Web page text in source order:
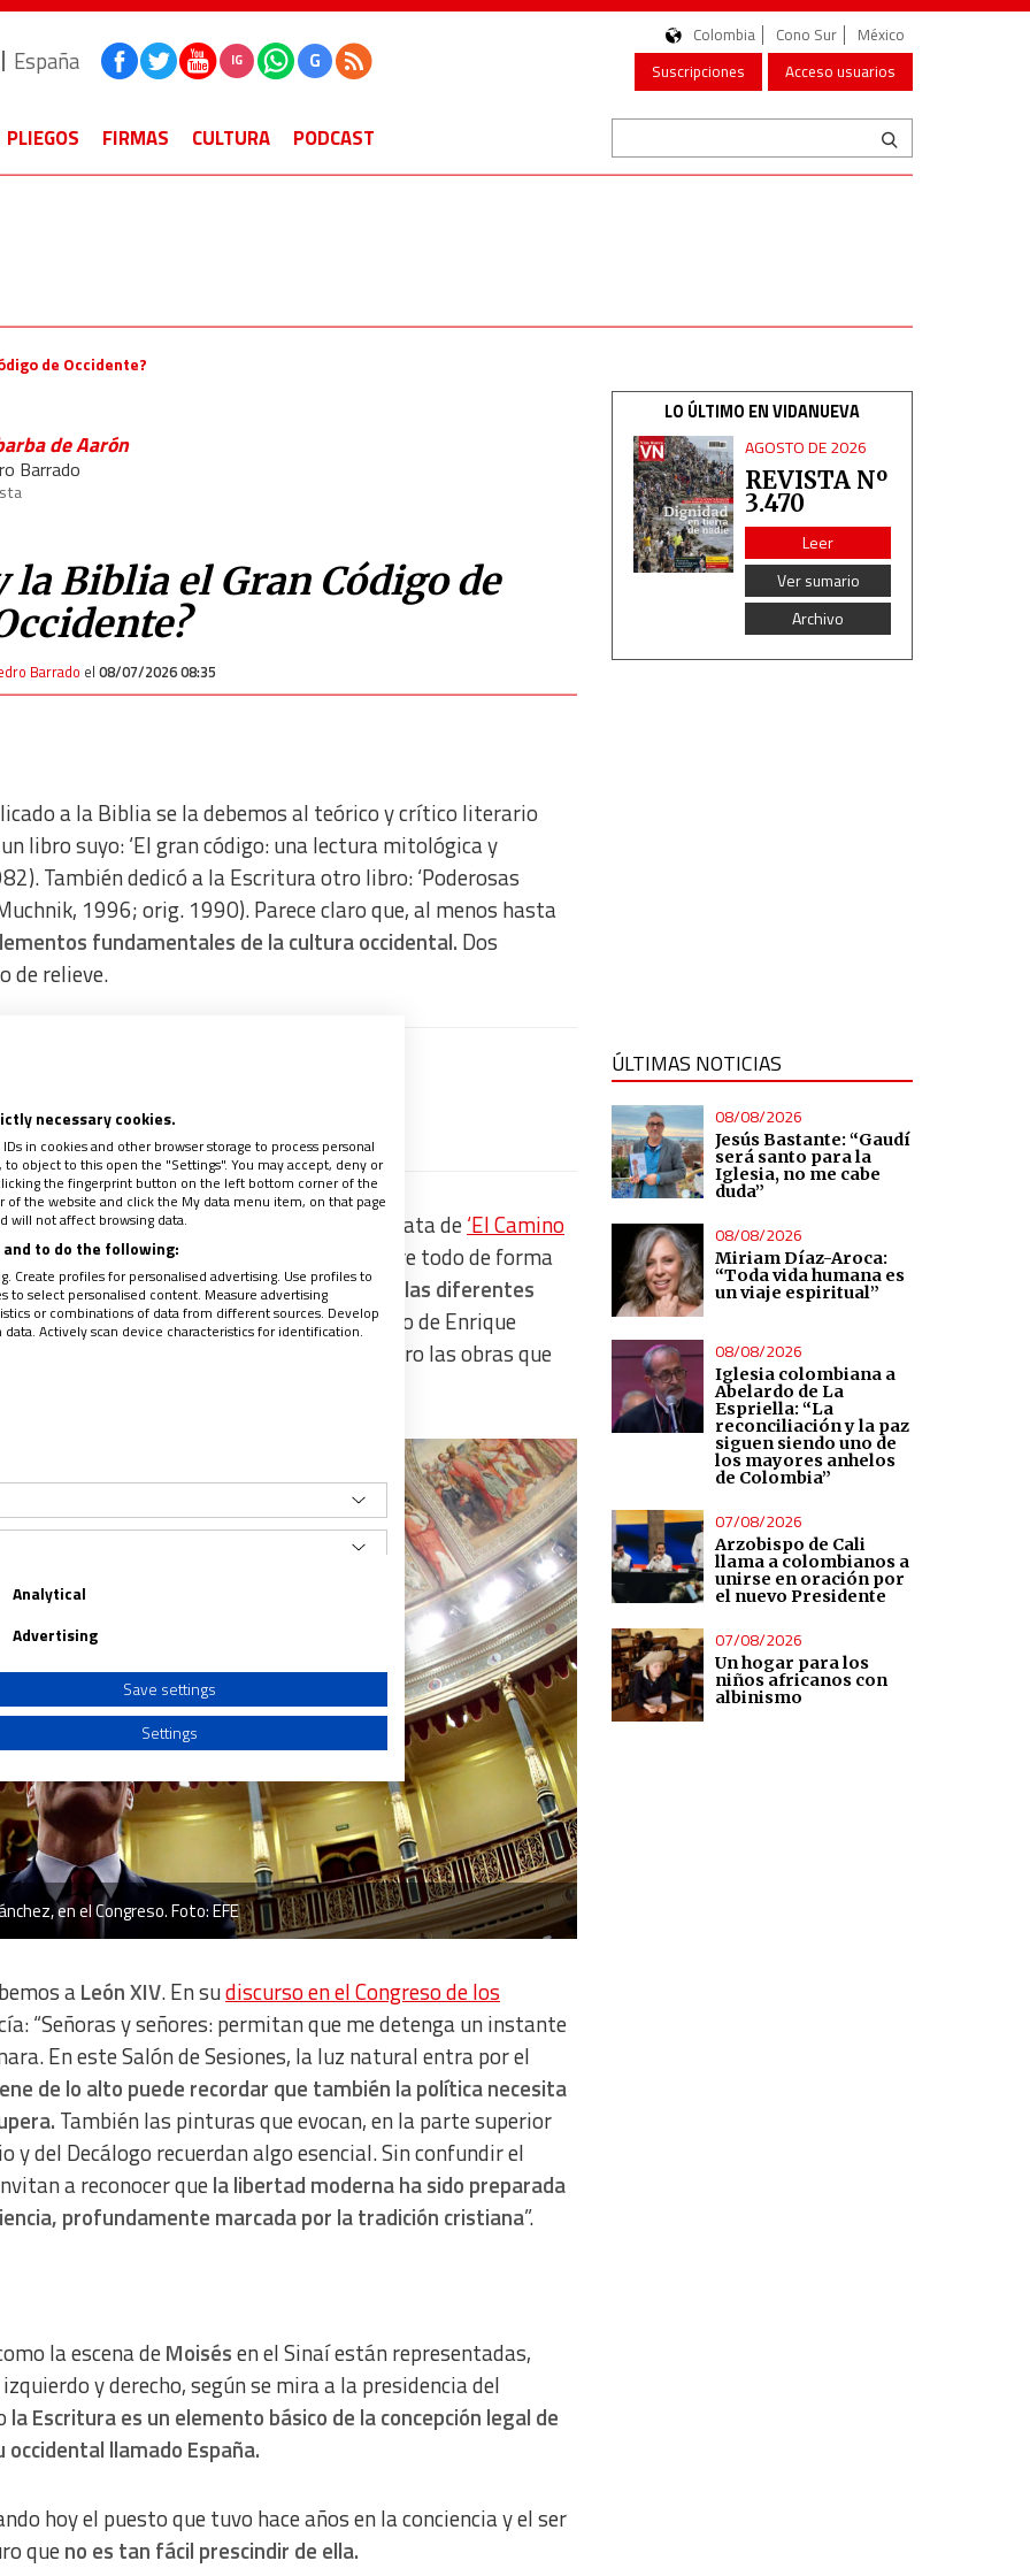
España IG G
Colombia Cono Sur
México
Suscripciones
Acceso usuarios
PLIEGOS FIRMAS CULTURA PODCAST
de Occidente?
de Aarón
Barrado
la Biblia el Gran Código de
Barrado el 08/07/2026 08:35
a la Biblia se la debemos al teórico y crítico literario
libro suyo: ‘El gran código: una lectura mitológica y
También dedicó a la Escritura otro libro: ‘Poderosas
1996; orig. 1990). Parece claro que, al menos hasta
fundamentales de la cultura occidental. Dos
de relieve.
un avance de los contenidos
escrito por mi amigo . Se trata de‘El Camino
voluminoso libro que va repasando ‒sobre todo de forma
Camino de Santiago.Un simple vistazo a las diferentes
de la Biblia.Es verdad que este libro de Enrique
la Biblia significó hace ya muchos años. Pero las obras que
ahí.
en el Congreso. Foto: EFE
aLeón XIV. En sudiscurso en el Congreso de los
“Señoras y señores: permitan que me detenga un instante
En este Salón de Sesiones, la luz natural entra por el
de lo alto puede recordar que también la política necesita
También las pinturas que evocan, en la parte superior
y del Decálogo recuerdan algo esencial. Sin confundir el
a reconocer quela libertad moderna ha sido preparada
profundamente marcada por la tradición cristiana”.
la escena deMoisésen el Sinaí están representadas,
y derecho, según se mira a la presidencia del
la Escritura es un elemento básico de la concepción legal de
llamado España.
hoy el puesto que tuvo hace años en la conciencia y el ser
queno es tan fácil prescindir de ella.
LO ÚLTIMO EN VIDANUEVA
AGOSTO DE 2026
REVISTA Nº
3.470
Leer
Ver sumario
Archivo
ÚLTIMAS NOTICIAS
08/08/2026
Jesús Bastante: “Gaudí
será santo para la
Iglesia, no me cabe
duda”
08/08/2026
Miriam Díaz-Aroca:
“Toda vida humana es
un viaje espiritual”
08/08/2026
Iglesia colombiana a
Abelardo de La
Espriella: “La
reconciliación y la paz
siguen siendo uno de
los mayores anhelos
de Colombia”
07/08/2026
Arzobispo de Cali
llama a colombianos a
unirse en oración por
el nuevo Presidente
07/08/2026
Un hogar para los
niños africanos con
albinismo
necessary cookies.
in cookies and other browser storage to process personal
object to this open the "Settings". You may accept, deny or
the fingerprint button on the left bottom corner of the
the website and click the My data menu item, on that page
will not affect browsing data.
to do the following:
Create profiles for personalised advertising. Use profiles to
to select personalised content. Measure advertising
or combinations of data from different sources. Develop
Actively scan device characteristics for identification.
from different sources
Analytical
Advertising
Save settings
Settings